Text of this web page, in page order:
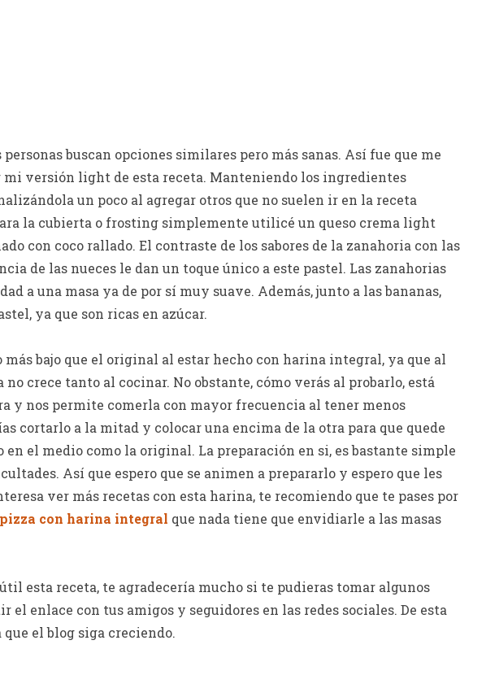
buscan opciones similares pero más sanas. Así fue que me
mi versión light de esta receta. Manteniendo los ingredientes
un poco al agregar otros que no suelen ir en la receta
la cubierta o frosting simplemente utilicé un queso crema light
con coco rallado. El contraste de los sabores de la zanahoria con las
de las nueces le dan un toque único a este pastel. Las zanahorias
a una masa ya de por sí muy suave. Además, junto a las bananas,
ya que son ricas en azúcar.
más bajo que el original al estar hecho con harina integral, ya que al
crece tanto al cocinar. No obstante, cómo verás al probarlo, está
y nos permite comerla con mayor frecuencia al tener menos
cortarlo a la mitad y colocar una encima de la otra para que quede
en el medio como la original. La preparación en si, es bastante simple
Así que espero que se animen a prepararlo y espero que les
ver más recetas con esta harina, te recomiendo que te pases por
pizza con harina integral que nada tiene que envidiarle a las masas
esta receta, te agradecería mucho si te pudieras tomar algunos
el enlace con tus amigos y seguidores en las redes sociales. De esta
el blog siga creciendo.